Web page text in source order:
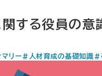
する役員の意
リー #人材育成の基礎知識 #